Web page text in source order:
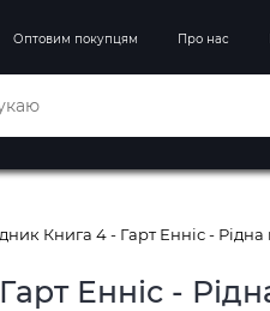
Оптовим покупцям Про нас
Книга 4 - Гарт Енніс - Рідна
Енніс -